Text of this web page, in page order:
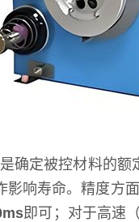
确定被控材料的
影响寿命。精度方
即可；对于高速